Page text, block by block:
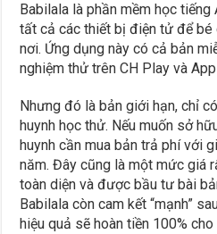
Babilala là phần mềm học
tất cả các thiết bị điện tử để bé
nơi. Ứng dụng này có cả bản
nghiệm thử trên CH Play và
Nhưng đó là bản giới hạn, chỉ
huynh học thử. Nếu muốn sở
huynh cần mua bản trả phí với
năm. Đây cũng là một mức giá
toàn diện và được bầu tư bài
Babilala còn cam kết “mạnh”
hiệu quả sẽ hoàn tiền 100%